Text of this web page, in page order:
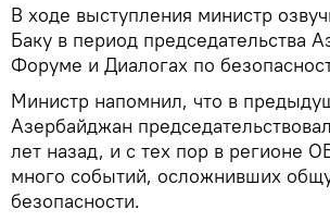
В ходе выступления министр
Баку в период председательства
Форуме и Диалогах по
Министр напомнил, что в
Азербайджан
лет назад, и с тех пор в регионе
много событий, осложнивших
безопасности.